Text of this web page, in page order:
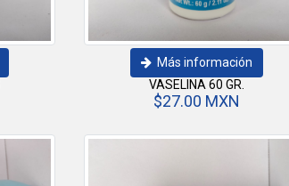
Más información
VASELINA 60 GR.
$27.00 MXN